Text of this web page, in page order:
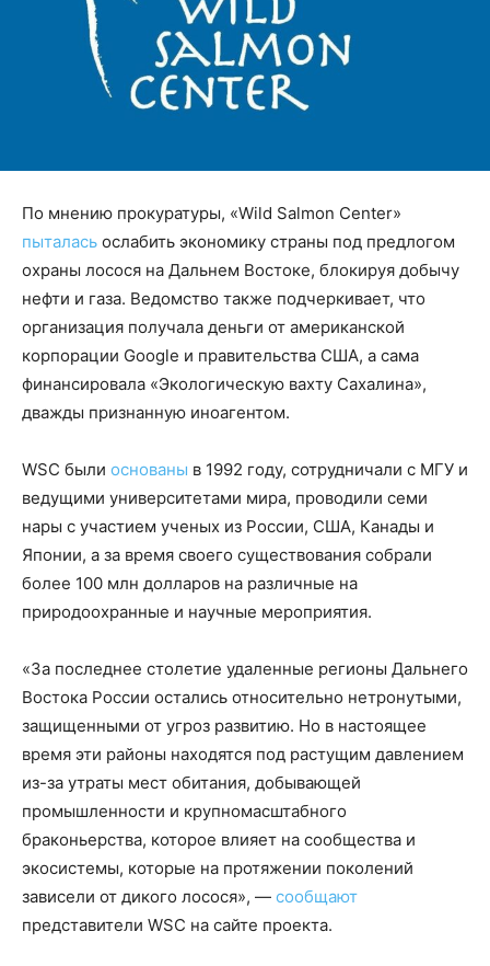
По мнению прокуратуры, «Wild Salmon Center»
пыталась ослабить экономику страны под предлогом
охраны лосося на Дальнем Востоке, блокируя добычу
нефти и газа. Ведомство также подчеркивает, что
организация получала деньги от американской
корпорации Google и правительства США, а сама
финансировала «Экологическую вахту Сахалина»,
дважды признанную иноагентом.
WSC были основаны в 1992 году, сотрудничали с МГУ и
ведущими университетами мира, проводили семи
нары с участием ученых из России, США, Канады и
Японии, а за время своего существования собрали
более 100 млн долларов на различные на
природоохранные и научные мероприятия.
«За последнее столетие удаленные регионы Дальнего
Востока России остались относительно нетронутыми,
защищенными от угроз развитию. Но в настоящее
время эти районы находятся под растущим давлением
из-за утраты мест обитания, добывающей
промышленности и крупномасштабного
браконьерства, которое влияет на сообщества и
экосистемы, которые на протяжении поколений
зависели от дикого лосося», — сообщают
представители WSC на сайте проекта.